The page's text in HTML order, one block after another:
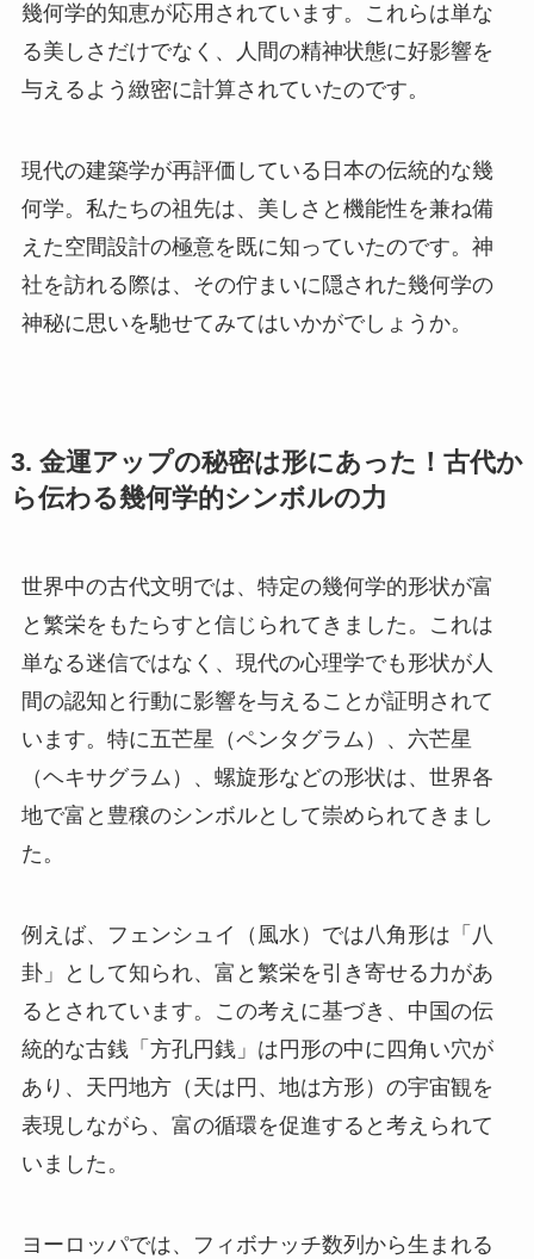
幾何学的知恵が応用されています。これらは単な
る美しさだけでなく、人間の精神状態に好影響を
与えるよう緻密に計算されていたのです。
現代の建築学が再評価している日本の伝統的な幾
何学。私たちの祖先は、美しさと機能性を兼ね備
えた空間設計の極意を既に知っていたのです。神
社を訪れる際は、その佇まいに隠された幾何学の
神秘に思いを馳せてみてはいかがでしょうか。
3. 金運アップの秘密は形にあった！古代か
ら伝わる幾何学的シンボルの力
世界中の古代文明では、特定の幾何学的形状が富
と繁栄をもたらすと信じられてきました。これは
単なる迷信ではなく、現代の心理学でも形状が人
間の認知と行動に影響を与えることが証明されて
います。特に五芒星（ペンタグラム）、六芒星
（ヘキサグラム）、螺旋形などの形状は、世界各
地で富と豊穣のシンボルとして崇められてきまし
た。
例えば、フェンシュイ（風水）では八角形は「八
卦」として知られ、富と繁栄を引き寄せる力があ
るとされています。この考えに基づき、中国の伝
統的な古銭「方孔円銭」は円形の中に四角い穴が
あり、天円地方（天は円、地は方形）の宇宙観を
表現しながら、富の循環を促進すると考えられて
いました。
ヨーロッパでは、フィボナッチ数列から生まれる